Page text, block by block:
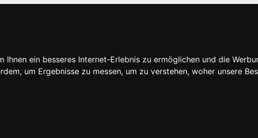
ein besseres Internet-Erlebnis zu ermöglichen und die
um Ergebnisse zu messen, um zu verstehen, woher unsere